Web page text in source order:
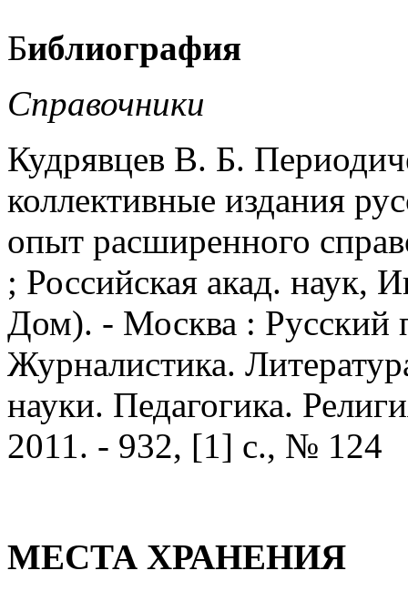
Библиография
Справочники
Кудрявцев В. Б.
коллективные издания
опыт расширенного
; Российская акад. наук,
Дом). - Москва : Русский
Журналистика.
науки. Педагогика.
2011. - 932, [1] с., № 124
МЕСТА ХРАНЕНИЯ